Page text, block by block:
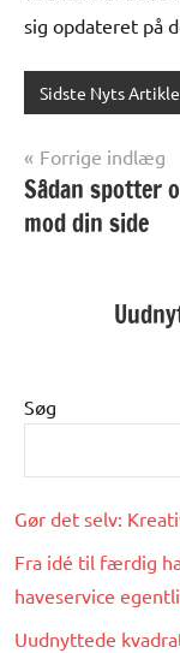
sig opdateret på
Sidste Nyts
Forrige indlæg
Sådan spotter
mod din side
Søg
Gør det selv:
Fra idé til færdig
haveservice
Uudnyttede